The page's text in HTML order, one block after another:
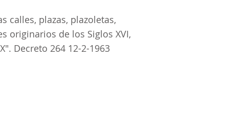
calles, plazas, plazoletas,
originarios de los Siglos XVI,
Decreto 264 12-2-1963